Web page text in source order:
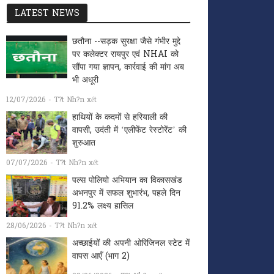
LATEST NEWS
छतौना --सड़क सुरक्षा जैसे गंभीर मुद्दे
पर कलेक्टर रायपुर एवं NHAI को
सौंपा गया ज्ञापन, कार्रवाई की मांग अब
भी अधूरी
12/07/2026 - T?t Nh?n xét
हाथियों के कदमों से हरियाली की
वापसी, उदंती में ‘एलीफेंट रेस्टोरेंट’ की
शुरुआत
07/07/2026 - T?t Nh?n xét
पल्स पोलियो अभियान का विकासखंड
अभनपुर में सफल शुभारंभ, पहले दिन
91.2% लक्ष्य हासिल
28/06/2026 - T?t Nh?n xét
अच्छाईयों की अपनी ओरिजिनल स्टेट में
वापस आएँ (भाग 2)